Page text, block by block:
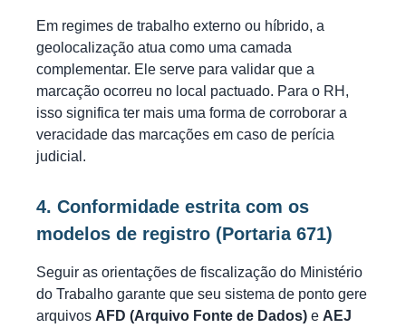
Em regimes de trabalho externo ou híbrido, a
geolocalização atua como uma camada
complementar. Ele serve para validar que a
marcação ocorreu no local pactuado. Para o RH,
isso significa ter mais uma forma de corroborar a
veracidade das marcações em caso de perícia
judicial.
4. Conformidade estrita com os
modelos de registro (Portaria 671)
Seguir as orientações de fiscalização do Ministério
do Trabalho garante que seu sistema de ponto gere
arquivos AFD (Arquivo Fonte de Dados) e AEJ